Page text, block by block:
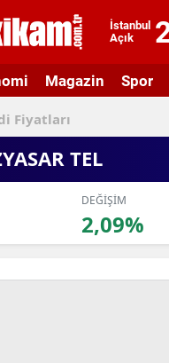
İstanbul
Açık
Ankara
Magazin Spor
Fiyatları
TEL
DEĞİŞİM
2,09%